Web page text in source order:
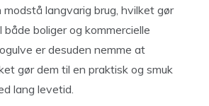
langvarig brug, hvilket gør
boliger og kommercielle
er desuden nemme at
gør dem til en praktisk og smuk
lang levetid.